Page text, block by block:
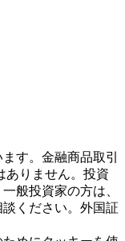
す。金融商品取引
ありません。投資
般投資家の方は、
ください。外国証